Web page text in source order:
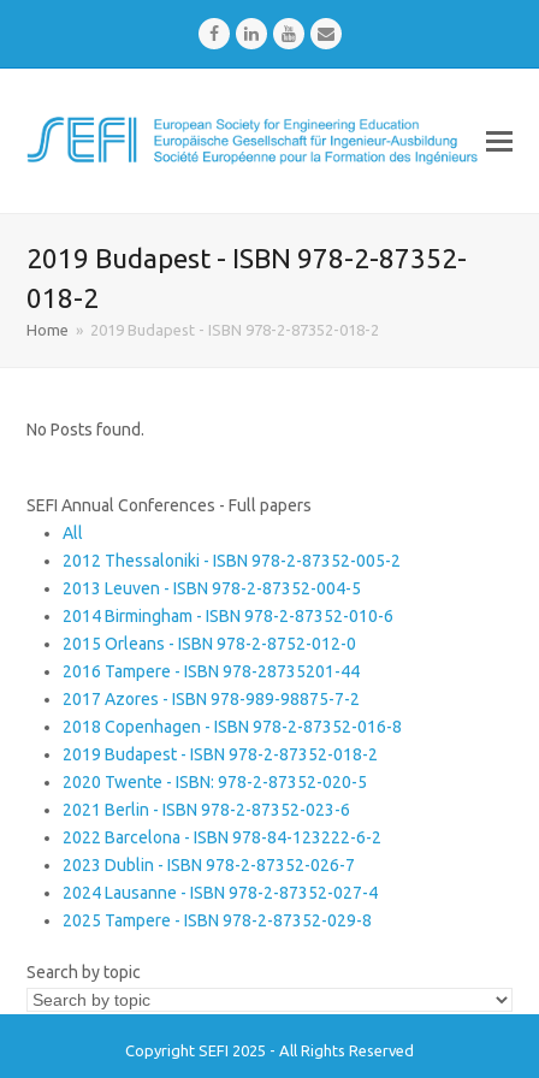
FacebookLinkedInYoutubeEmail
2019 Budapest - ISBN 978-2-87352-
018-2
Home » 2019 Budapest - ISBN 978-2-87352-018-2
No Posts found.
SEFI Annual Conferences - Full papers
All
2012 Thessaloniki - ISBN 978-2-87352-005-2
2013 Leuven - ISBN 978-2-87352-004-5
2014 Birmingham - ISBN 978-2-87352-010-6
2015 Orleans - ISBN 978-2-8752-012-0
2016 Tampere - ISBN 978-28735201-44
2017 Azores - ISBN 978-989-98875-7-2
2018 Copenhagen - ISBN 978-2-87352-016-8
2019 Budapest - ISBN 978-2-87352-018-2
2020 Twente - ISBN: 978-2-87352-020-5
2021 Berlin - ISBN 978-2-87352-023-6
2022 Barcelona - ISBN 978-84-123222-6-2
2023 Dublin - ISBN 978-2-87352-026-7
2024 Lausanne - ISBN 978-2-87352-027-4
2025 Tampere - ISBN 978-2-87352-029-8
Search by topic
Copyright SEFI 2025 - All Rights Reserved